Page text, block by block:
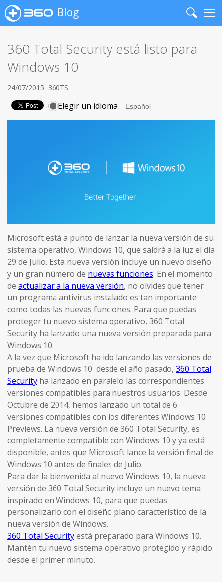
Blog
Search
360 Total Security está listo para
Windows 10
24/07/2015 360TS
Elegir un idioma
Microsoft está a punto de lanzar la nueva versión de su
sistema operativo, Windows 10, que saldrá a la luz el día
29 de Julio. Esta nueva versión incluye un nuevo diseño
y un gran número de nuevas funciones. En el momento
de actualizar a la nueva versión, no olvides que tener
un programa antivirus instalado es tan importante
como todas las nuevas funciones. Para que puedas
proteger tu nuevo sistema operativo, 360 Total
Security ha lanzado una nueva versión preparada para
Windows 10.
A la vez que Microsoft ha ido lanzando las versiones de
prueba de Windows 10 desde el año pasado, 360 Total
Security ha lanzado en paralelo las correspondientes
versiones compatibles para nuestros usuarios. Desde
Octubre de 2014, hemos lanzado un total de 6
versiones compatibles con los diferentes Windows 10
Previews. La nueva versión de 360 Total Security, es
completamente compatible con Windows 10 y ya está
disponible, antes que Microsoft lance la versión final de
Windows 10 antes de finales de Julio.
Para dar la bienvenida al nuevo Windows 10, la nueva
versión de 360 Total Security incluye un nuevo tema
inspirado en Windows 10, para que puedas
personalizarlo con el diseño plano característico de la
nueva versión de Windows.
360 Total Securityestá preparado para Windows 10.
Mantén tu nuevo sistema operativo protegido y rápido
desde el primer minuto.